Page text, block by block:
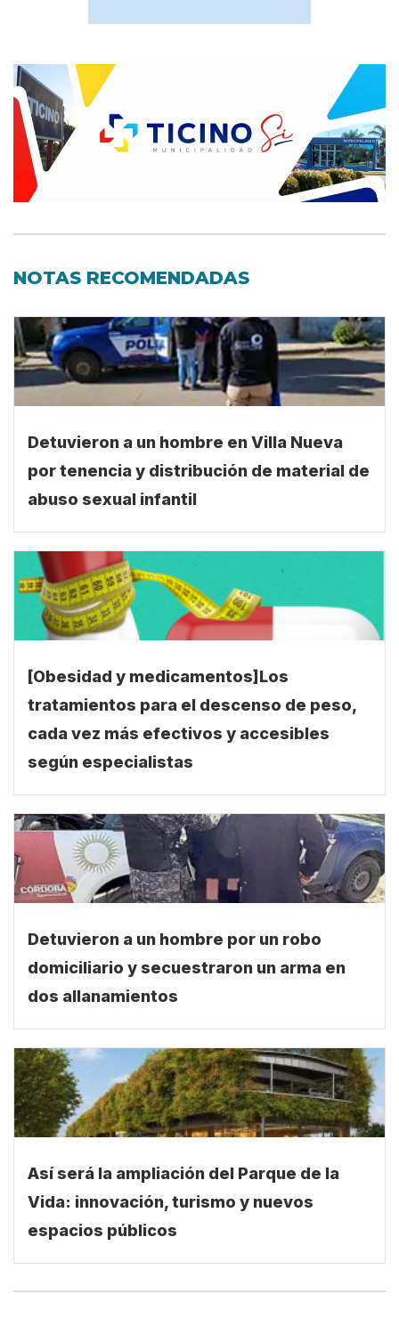
NOTAS RECOMENDADAS
Detuvieron a un hombre en Villa Nueva
por tenencia y distribución de material de
abuso sexual infantil
[Obesidad y medicamentos]Los
tratamientos para el descenso de peso,
cada vez más efectivos y accesibles
según especialistas
Detuvieron a un hombre por un robo
domiciliario y secuestraron un arma en
dos allanamientos
Así será la ampliación del Parque de la
Vida: innovación, turismo y nuevos
espacios públicos